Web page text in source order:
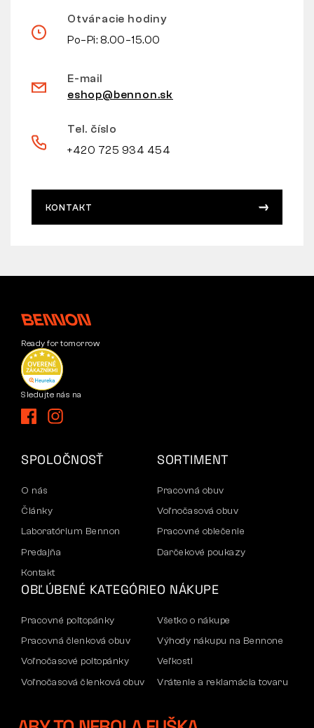
Otváracie hodiny
Po–Pi: 8.00–15.00
E-mail
eshop@bennon.sk
Tel. číslo
+420 725 934 454
KONTAKT
Ready for tomorrow
Sledujte nás na
SPOLOČNOSŤ
O nás
Články
Laboratórium Bennon
Predajňa
Kontakt
SORTIMENT
Pracovná obuv
Voľnočasová obuv
Pracovné oblečenie
Darčekové poukazy
OBĽÚBENÉ KATEGÓRIE
Pracovné poltopánky
Pracovná členková obuv
Voľnočasové poltopánky
Voľnočasová členková obuv
Mikiny
O NÁKUPE
Všetko o nákupe
Výhody nákupu na Bennone
Veľkosti
Vrátenie a reklamácia tovaru
Firemný účet